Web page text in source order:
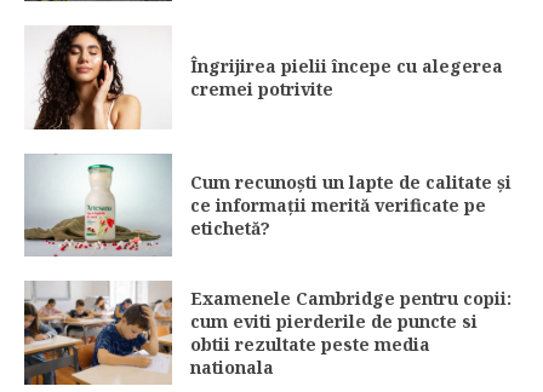
Îngrijirea pielii începe cu alegerea
cremei potrivite
Cum recunoști un lapte de calitate și
ce informații merită verificate pe
etichetă?
Examenele Cambridge pentru copii:
cum eviti pierderile de puncte si
obtii rezultate peste media
nationala